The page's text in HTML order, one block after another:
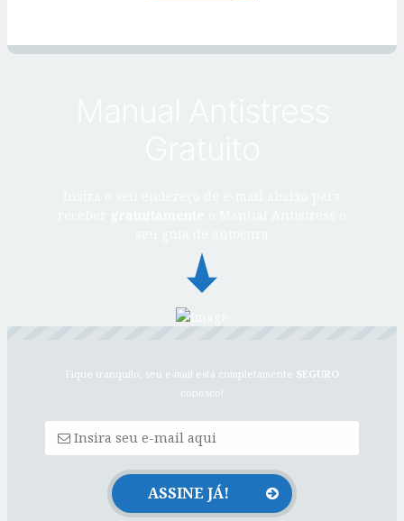
Fique tranquilo, seu e-mail está completamente SEGURO
conosco!